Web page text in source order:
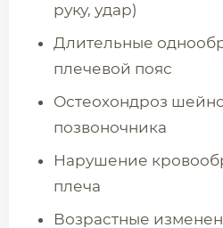
руку, удар)
Длительные
плечевой пояс
Остеохондроз
позвоночника
Нарушение
плеча
Возрастные